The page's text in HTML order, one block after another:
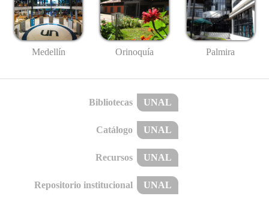
Medellín Orinoquía Palmira
Bibliotecas UNAL
Catálogo UNAL
Recursos UNAL
Repositorio institucional UNAL